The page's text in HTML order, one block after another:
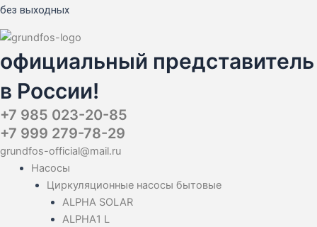
без выходных
официальный представитель
в России!
+7 985 023-20-85
+7 999 279-78-29
grundfos-official@mail.ru
Насосы
Циркуляционные насосы бытовые
ALPHA SOLAR
ALPHA1 L